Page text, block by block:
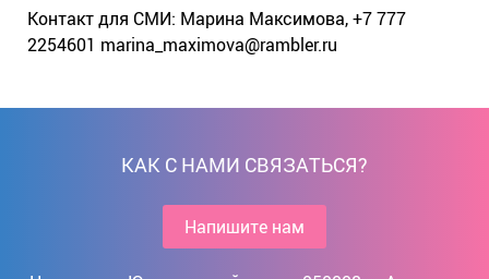
Контакт для СМИ: Марина Максимова, +7 777
2254601 marina_maximova@rambler.ru
КАК С НАМИ СВЯЗАТЬСЯ?
Напишите нам